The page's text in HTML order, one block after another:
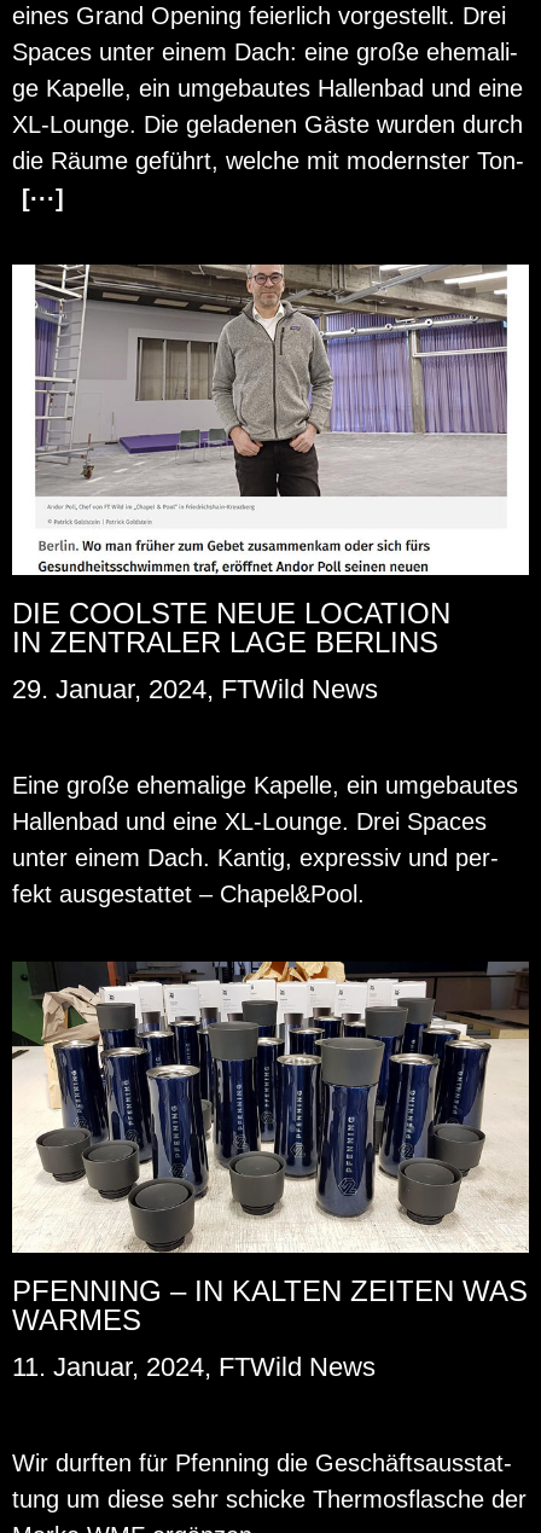
eines Grand Opening fei­er­lich vor­ge­stellt. Drei
Spaces unter einem Dach: eine große ehe­ma­li­
ge Ka­pel­le, ein um­ge­bau­tes Hal­len­bad und eine
XL-Lounge. Die ge­la­de­nen Gäste wur­den durch
die Räume ge­führt, wel­che mit mo­derns­ter Ton-
[···]
DIE COOLSTE NEUE LOCATION
IN ZENTRALER LAGE BERLINS
29. Januar, 2024, FTWild News
Eine große ehe­ma­li­ge Ka­pel­le, ein um­ge­bau­tes
Hal­len­bad und eine XL-Lounge. Drei Spaces
unter einem Dach. Kan­tig, ex­pres­siv und per­
fekt aus­ge­stat­tet – Cha­pel&Pool.
PFENNING – IN KALTEN ZEITEN WAS
WARMES
11. Januar, 2024, FTWild News
Wir durf­ten für Pfen­ning die Ge­schäfts­aus­stat­
tung um diese sehr schi­cke Ther­mos­fla­sche der